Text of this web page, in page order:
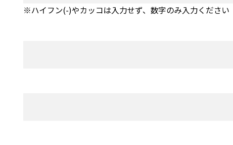
※ハイフン(-)やカッコは入力せず、数字のみ入力ください